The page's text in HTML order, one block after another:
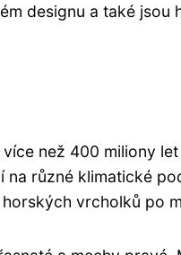
designu a také jsou
než 400 miliony
různé klimatické
vrcholků po